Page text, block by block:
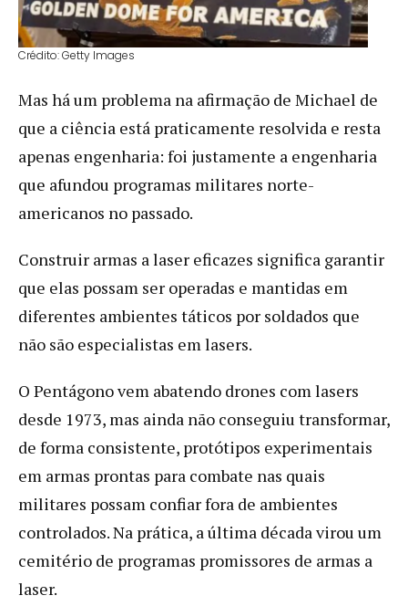
Crédito: Getty Images
Mas há um problema na afirmação de Michael de
que a ciência está praticamente resolvida e resta
apenas engenharia: foi justamente a engenharia
que afundou programas militares norte-
americanos no passado.
Construir armas a laser eficazes significa garantir
que elas possam ser operadas e mantidas em
diferentes ambientes táticos por soldados que
não são especialistas em lasers.
O Pentágono vem abatendo drones com lasers
desde 1973, mas ainda não conseguiu transformar,
de forma consistente, protótipos experimentais
em armas prontas para combate nas quais
militares possam confiar fora de ambientes
controlados. Na prática, a última década virou um
cemitério de programas promissores de armas a
laser.